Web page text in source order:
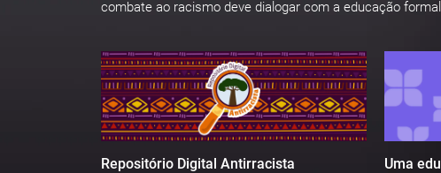
combate ao racismo deve dialogar com a educação formal
Repositório Digital Antirracista
Uma